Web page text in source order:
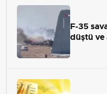
F-35
düştü ve